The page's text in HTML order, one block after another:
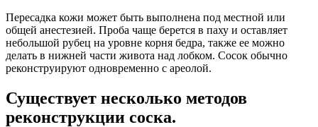
Пересадка кожи может быть выполнена под местной или
общей анестезией. Проба чаще берется в паху и оставляет
небольшой рубец на уровне корня бедра, также ее можно
делать в нижней части живота над лобком. Сосок обычно
реконструируют одновременно с ареолой.
Существует несколько методов
реконструкции соска.